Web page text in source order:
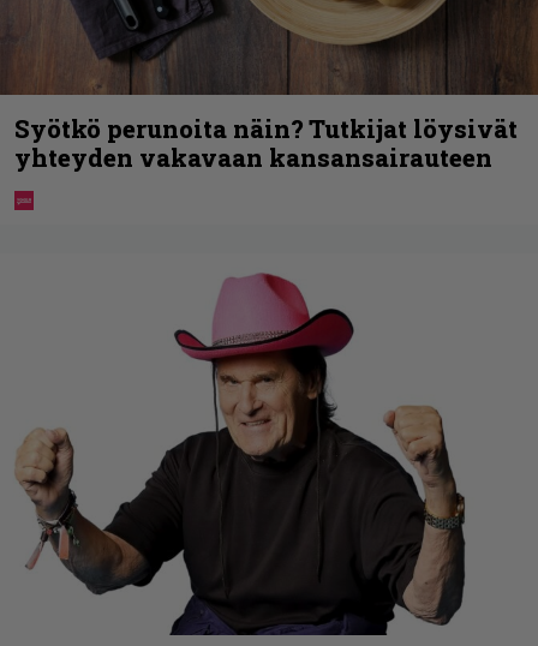
Syötkö perunoita näin? Tutkijat löysivät
yhteyden vakavaan kansansairauteen